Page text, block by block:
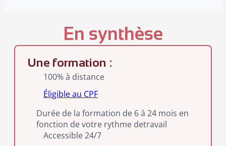
En synthèse
Une formation :
100% à distance
Éligible au CPF
Durée de la formation de 6 à 24 mois en
fonction de votre rythme detravail
Accessible 24/7